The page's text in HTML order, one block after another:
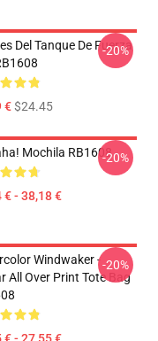
Del Tanque De Fuerza
€$24.45
-20%
Mochila RB1608
€ - 38,18 €
-20%
Windwaker -
All Over Print Tote Bag
-20%